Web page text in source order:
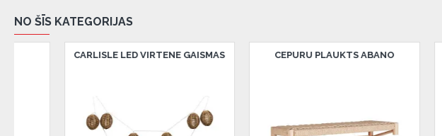
maksājums: 25 €, kopējā pārmaksa: 0 €.
Līzingu un nomaksu varat noformēt arī apmeklējot mūsu salonu Dārzciema ielā 91,
ESTO LV AS (Dokumentu noformēšanai nepieciešams Smart-ID, eParaksts
NO ŠĪS KATEGORIJAS
CEPURU PLAUKTS FEIRA CEPURU PLAUKTS PADOVA